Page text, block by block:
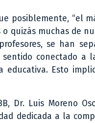
posiblemente, “el
quizás muchas de
se han
conectado a
educativa. Esto
Dr. Luis Moreno
dedicada a la